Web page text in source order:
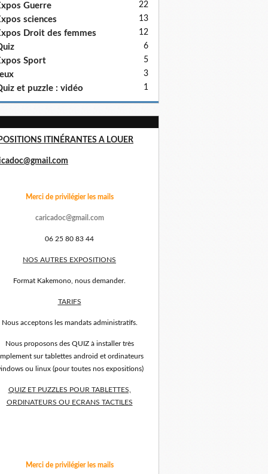
Guerre 22
sciences 13
Droit des femmes 12
6
Sport 5
3
et puzzle : vidéo 1
ITINÉRANTES A LOUER
Merci de privilégier les mails
caricadoc@gmail.com
06 25 80 83 44
NOS AUTRES EXPOSITIONS
Format Kakemono, nous demander.
TARIFS
Nous acceptons les mandats administratifs.
Nous proposons des QUIZ à installer très
sur tablettes android et ordinateurs
ou linux (pour toutes nos expositions)
QUIZ ET PUZZLES POUR TABLETTES,
ORDINATEURS OU ECRANS TACTILES
Merci de privilégier les mails